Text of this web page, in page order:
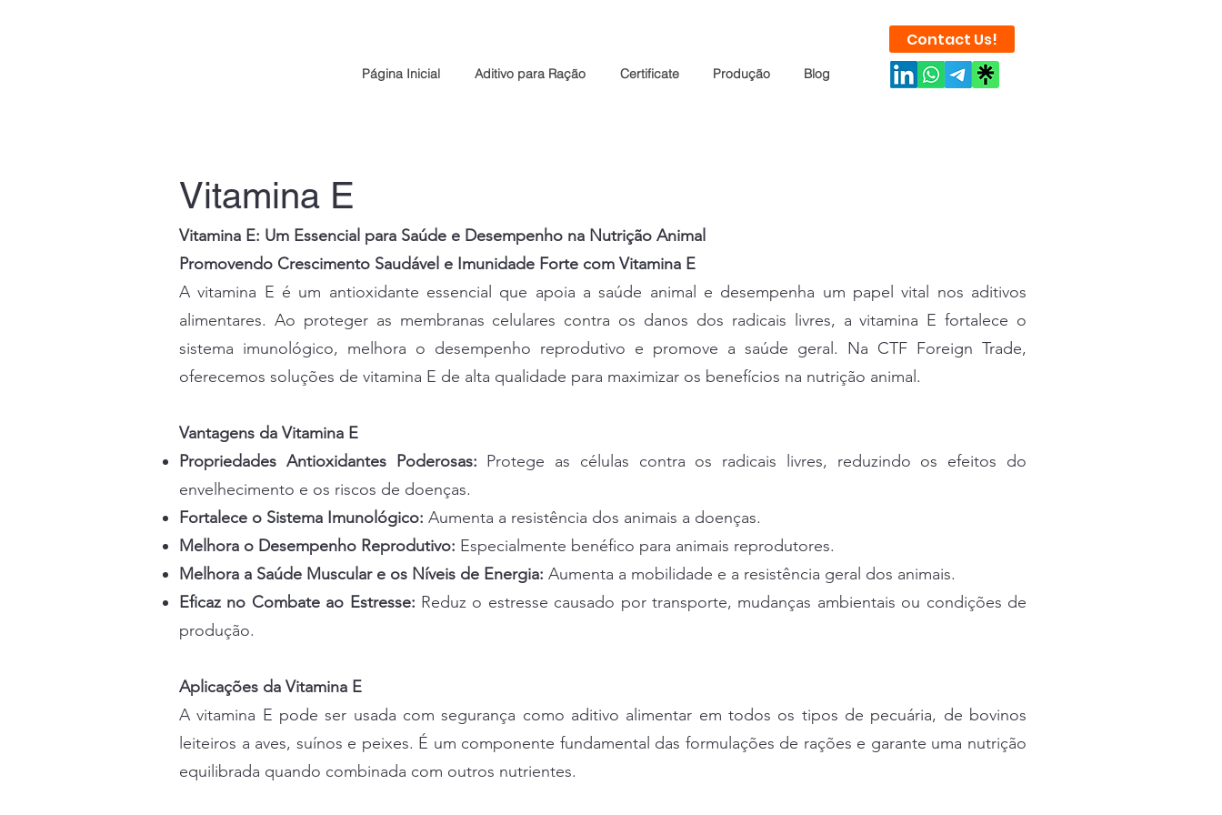
Página Inicial Aditivo para Ração Certificate Produção Blog
Contact Us!
Vitamina E
Vitamina E: Um Essencial para Saúde e Desempenho na Nutrição Animal
Promovendo Crescimento Saudável e Imunidade Forte com Vitamina E
A vitamina E é um antioxidante essencial que apoia a saúde animal e desempenha um papel vital nos aditivos
alimentares. Ao proteger as membranas celulares contra os danos dos radicais livres, a vitamina E fortalece o
sistema imunológico, melhora o desempenho reprodutivo e promove a saúde geral. Na CTF Foreign Trade,
oferecemos soluções de vitamina E de alta qualidade para maximizar os benefícios na nutrição animal.
Vantagens da Vitamina E
Propriedades Antioxidantes Poderosas: Protege as células contra os radicais livres, reduzindo os efeitos do
envelhecimento e os riscos de doenças.
Fortalece o Sistema Imunológico: Aumenta a resistência dos animais a doenças.
Melhora o Desempenho Reprodutivo: Especialmente benéfico para animais reprodutores.
Melhora a Saúde Muscular e os Níveis de Energia: Aumenta a mobilidade e a resistência geral dos animais.
Eficaz no Combate ao Estresse: Reduz o estresse causado por transporte, mudanças ambientais ou condições de
produção.
Aplicações da Vitamina E
A vitamina E pode ser usada com segurança como aditivo alimentar em todos os tipos de pecuária, de bovinos
leiteiros a aves, suínos e peixes. É um componente fundamental das formulações de rações e garante uma nutrição
equilibrada quando combinada com outros nutrientes.